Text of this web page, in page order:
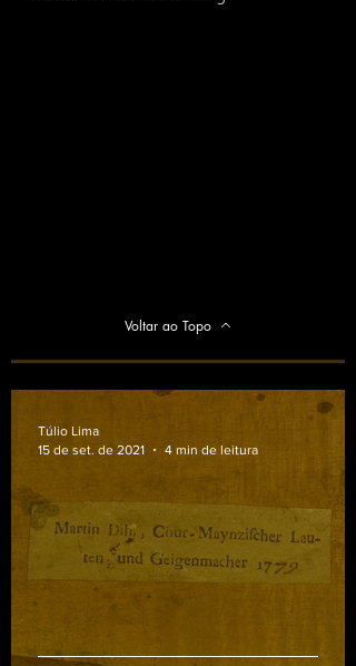
Voltar ao Topo
Túlio Lima
15 de set. de 2021
4 min de leitura